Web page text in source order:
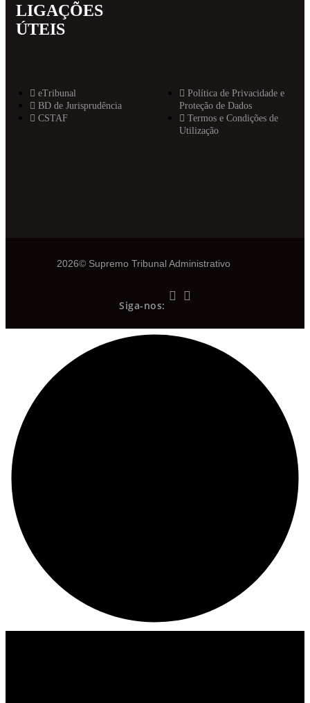
LIGAÇÕES
ÚTEIS
eTribunal
BD de Jurisprudência
CSTAF
Política de Privacidade e
Proteção de Dados
Termos e Condições de
Utilização
2026© Supremo Tribunal Administrativo
Siga-nos: